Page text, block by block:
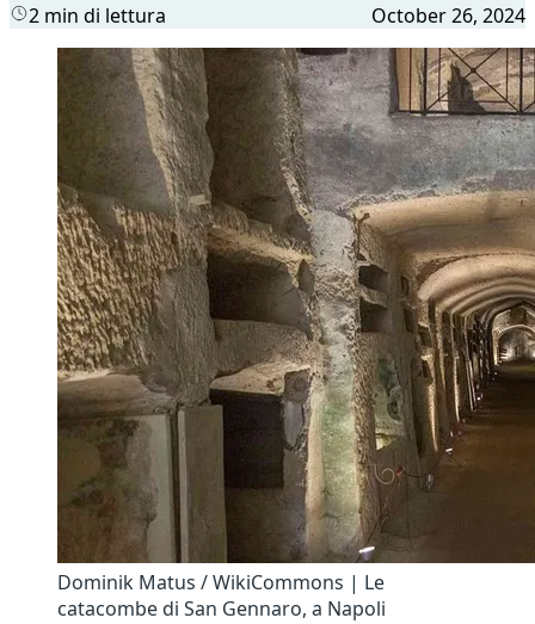
2 min di lettura October 26, 2024
Dominik Matus / WikiCommons | Le
catacombe di San Gennaro, a Napoli